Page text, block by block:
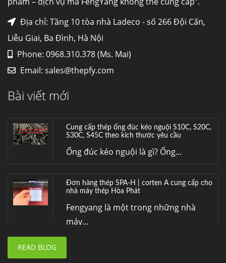
Địa chỉ: Tầng 10 tòa nhà Ladeco - số 266 Đội Cấn,
Liễu Giai, Ba Đình, Hà Nội
Phone: 0968.310.378 (Ms. Mai)
Email: sales@thepfy.com
Bài viết mới
Mua inox ở đâu chất lượng giá tốt? Gọi ngay
Inox (thép không gỉ) là một trong...
LỰA CHỌN TỐI ƯU CHO MÔI TRƯỜNG
Hợp kim đồng C70600 (CuNi 90/10) –...
Cung cấp thép ống đúc kéo nguội S10C, S20C,
S30C, S45C theo kích thước yêu cầu
Ống đúc kéo nguội là gì? Ống...
Đơn hàng thép SPA-H | corten A cung cấp cho
nhà máy thép Hòa Phát
Fengyang là một trong những nhà
máy...
nhất, Mua Inconel 625 tại Việt Nam
READ BLOG